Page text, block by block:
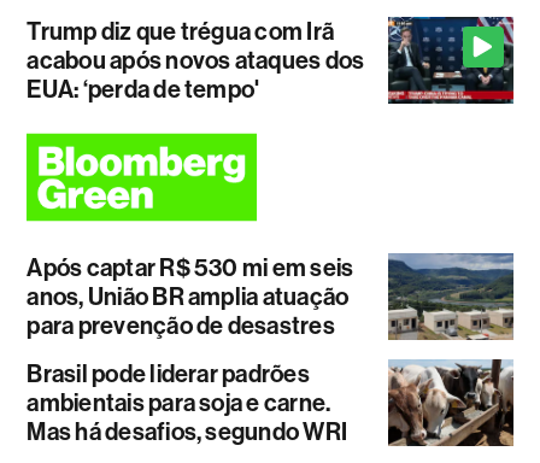
Trump diz que trégua com Irã
acabou após novos ataques dos
EUA: ‘perda de tempo'
Após captar R$ 530 mi em seis
anos, União BR amplia atuação
para prevenção de desastres
Brasil pode liderar padrões
ambientais para soja e carne.
Mas há desafios, segundo WRI